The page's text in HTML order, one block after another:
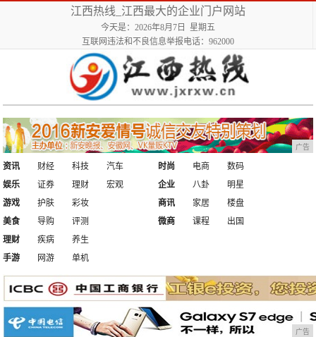
江西热线_江西最大的企业门户网站
今天是：2026年8月7日 星期五
互联网违法和不良信息举报电话：962000
广告
资讯 财经 科技
汽车
娱乐
证券 理财 宏观
时尚 电商
数码
企业
八卦
明星
游戏
护肤
彩妆
美食
导购 评测
商讯 家居
楼盘
微商
课程
出国
理财
疾病
养生
手游
网游 单机
广告